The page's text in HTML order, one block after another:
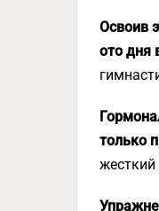
Освоив
ото дня
только
жесткий